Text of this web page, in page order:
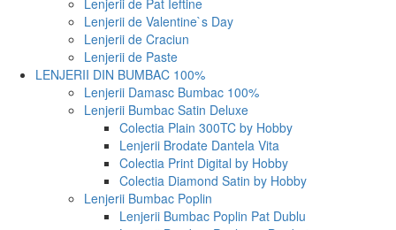
Lenjerii de Pat Ieftine
Lenjerii de Valentine`s Day
Lenjerii de Craciun
Lenjerii de Paste
LENJERII DIN BUMBAC 100%
Lenjerii Damasc Bumbac 100%
Lenjerii Bumbac Satin Deluxe
Colectia Plain 300TC by Hobby
Lenjerii Brodate Dantela Vita
Colectia Print Digital by Hobby
Colectia Diamond Satin by Hobby
Lenjerii Bumbac Poplin
Lenjerii Bumbac Poplin Pat Dublu